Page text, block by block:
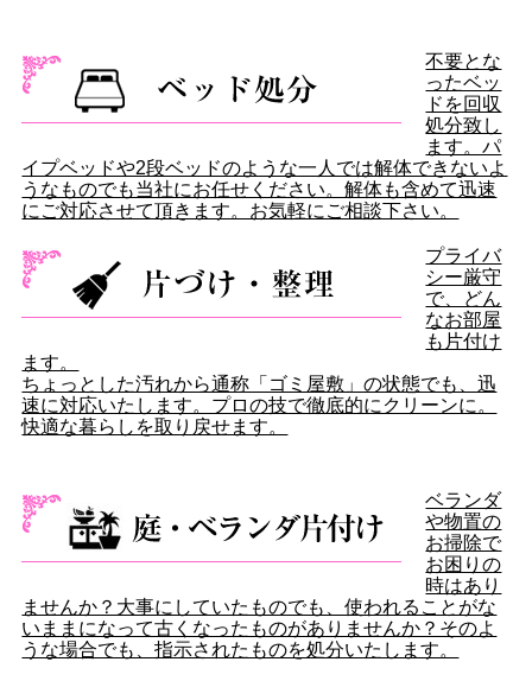
不要とな
ったベッ
ドを回収
処分致し
ます。パ
イプベッドや2段ベッドのような一人では解体できないよ
うなものでも当社にお任せください。解体も含めて迅速
にご対応させて頂きます。お気軽にご相談下さい。
プライバ
シー厳守
で、どん
なお部屋
も片付け
ます。
ちょっとした汚れから通称「ゴミ屋敷」の状態でも、迅
速に対応いたします。プロの技で徹底的にクリーンに。
快適な暮らしを取り戻せます。
ベランダ
や物置の
お掃除で
お困りの
時はあり
ませんか？大事にしていたものでも、使われることがな
いままになって古くなったものがありませんか？そのよ
うな場合でも、指示されたものを処分いたします。